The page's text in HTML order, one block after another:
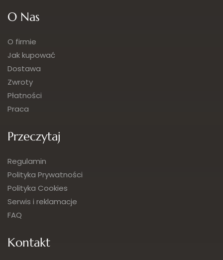
O Nas
O firmie
Jak kupować
Dostawa
Zwroty
Płatności
Praca
Przeczytaj
Regulamin
Polityka Prywatności
Polityka Cookies
Serwis i reklamacje
FAQ
Kontakt